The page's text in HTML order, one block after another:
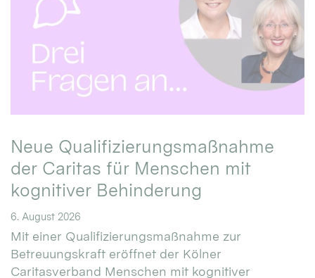
Neue Qualifizierungsmaßnahme
der Caritas für Menschen mit
kognitiver Behinderung
6. August 2026
Mit einer Qualifizierungsmaßnahme zur
Betreuungskraft eröffnet der Kölner
Caritasverband Menschen mit kognitiver